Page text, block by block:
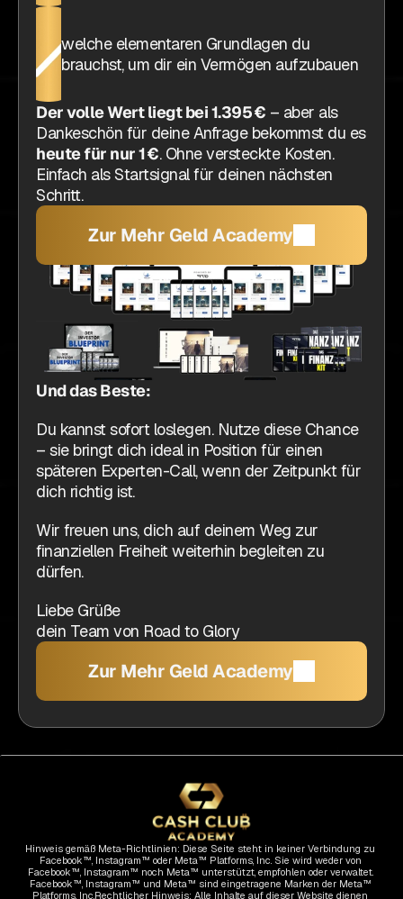
welche elementaren Grundlagen du
brauchst, um dir ein Vermögen aufzubauen
Der volle Wert liegt bei 1.395 € – aber als
Dankeschön für deine Anfrage bekommst du es
heute für nur 1 €. Ohne versteckte Kosten.
Einfach als Startsignal für deinen nächsten
Schritt.
Zur Mehr Geld Academy
Und das Beste:
Du kannst sofort loslegen. Nutze diese Chance
– sie bringt dich ideal in Position für einen
späteren Experten-Call, wenn der Zeitpunkt für
dich richtig ist.
Wir freuen uns, dich auf deinem Weg zur
finanziellen Freiheit weiterhin begleiten zu
dürfen.
Liebe Grüße
dein Team von Road to Glory
Zur Mehr Geld Academy
Hinweis gemäß Meta-Richtlinien: Diese Seite steht in keiner Verbindung zu
Facebook™, Instagram™ oder Meta™ Platforms, Inc. Sie wird weder von
Facebook™, Instagram™ noch Meta™ unterstützt, empfohlen oder verwaltet.
Facebook™, Instagram™ und Meta™ sind eingetragene Marken der Meta™
Platforms, Inc.Rechtlicher Hinweis: Alle Inhalte auf dieser Website dienen